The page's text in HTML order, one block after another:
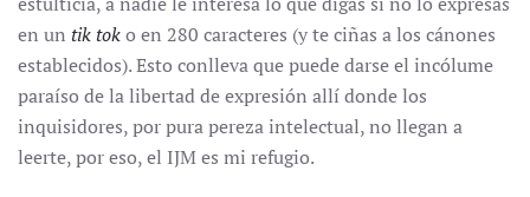
en un tik toko en 280 caracteres (y te ciñas a los cánones
establecidos). Esto conlleva que puede darse el incólume
paraíso de la libertad de expresión allí donde los
inquisidores, por pura pereza intelectual, no llegan a
leerte, por eso, el IJM es mi refugio.